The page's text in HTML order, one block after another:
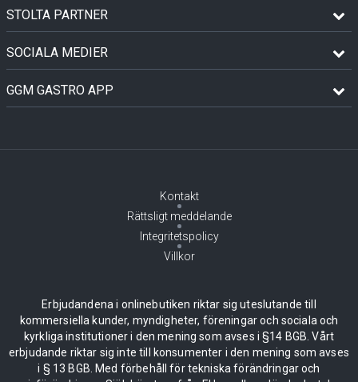
STOLTA PARTNER
SOCIALA MEDIER
GGM GASTRO APP
Kontakt
Rättsligt meddelande
Integritetspolicy
Villkor
Erbjudandena i onlinebutiken riktar sig uteslutande till
kommersiella kunder, myndigheter, föreningar och sociala och
kyrkliga institutioner i den mening som avses i §14 BGB. Vårt
erbjudande riktar sig inte till konsumenter i den mening som avses
i § 13 BGB. Med förbehåll för tekniska förändringar och